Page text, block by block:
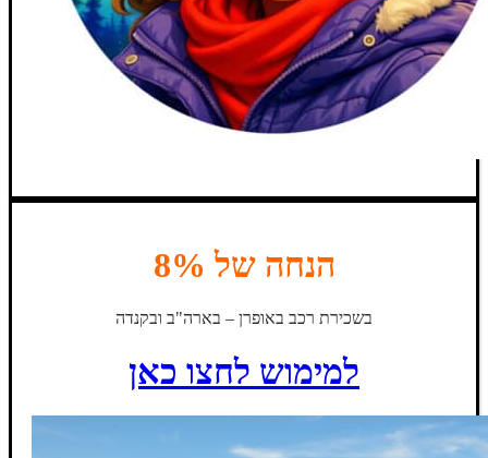
הנחה של 8%
בשכירת רכב באופרן – בארה"ב ובקנדה
למימוש לחצו כאן